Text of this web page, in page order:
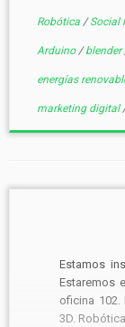
Robótica /Social
Arduino /blender
energías
marketing digital
Estamos
Estaremos
oficina
3D.